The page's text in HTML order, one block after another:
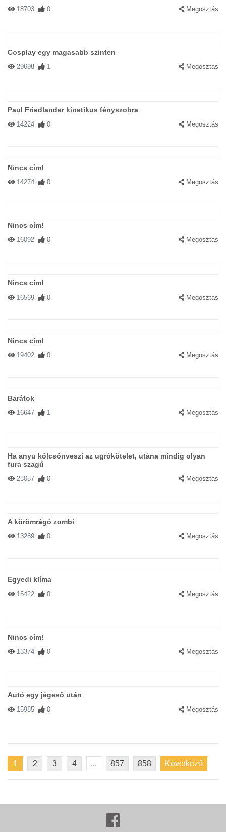
18703 0 Megosztás
Cosplay egy magasabb szinten
29698 1 Megosztás
Paul Friedlander kinetikus fényszobra
14224 0 Megosztás
Nincs cím!
14274 0 Megosztás
Nincs cím!
16092 0 Megosztás
Nincs cím!
16569 0 Megosztás
Nincs cím!
19402 0 Megosztás
Barátok
16647 1 Megosztás
Ha anyu kölcsönveszi az ugrókötelet, utána mindig olyan
fura szagú
23057 0 Megosztás
A körömrágó zombi
13289 0 Megosztás
Egyedi klíma
15422 0 Megosztás
Nincs cím!
13374 0 Megosztás
Autó egy jégeső után
15985 0 Megosztás
1 2 3 4 ... 857 858 Következő